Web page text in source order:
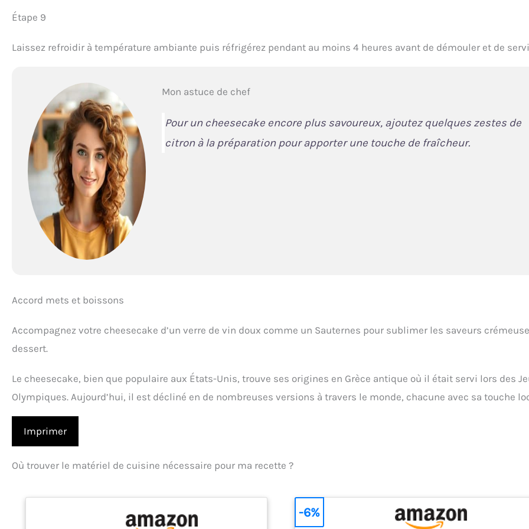
Étape 9
Laissez refroidir à température ambiante puis réfrigérez pendant au moins 4 heures avant de démouler et de
Mon astuce de chef
Pour un cheesecake encore plus savoureux, ajoutez quelques zestes de
citron à la préparation pour apporter une touche de fraîcheur.
Accord mets et boissons
Accompagnez votre cheesecake d’un verre de vin doux comme un Sauternes pour sublimer les saveurs
dessert.
Le cheesecake, bien que populaire aux États-Unis, trouve ses origines en Grèce antique où il était servi lors des
Olympiques. Aujourd’hui, il est décliné en de nombreuses versions à travers le monde, chacune avec sa touche
Imprimer
Où trouver le matériel de cuisine nécessaire pour ma recette ?
-6%